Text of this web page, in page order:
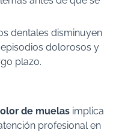
dentales disminuyen
dolorosos y
plazo.
de muelas implica
profesional en